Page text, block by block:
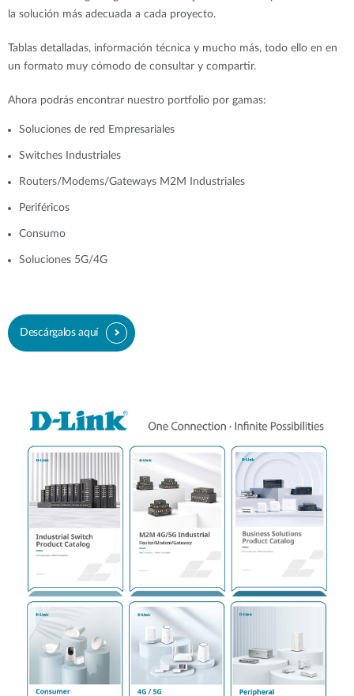
la solución más adecuada a cada proyecto.
Tablas detalladas, información técnica y mucho más, todo ello en en
un formato muy cómodo de consultar y compartir.
Ahora podrás encontrar nuestro portfolio por gamas:
Soluciones de red Empresariales
Switches Industriales
Routers/Modems/Gateways M2M Industriales
Periféricos
Consumo
Soluciones 5G/4G
Descárgalos aquí